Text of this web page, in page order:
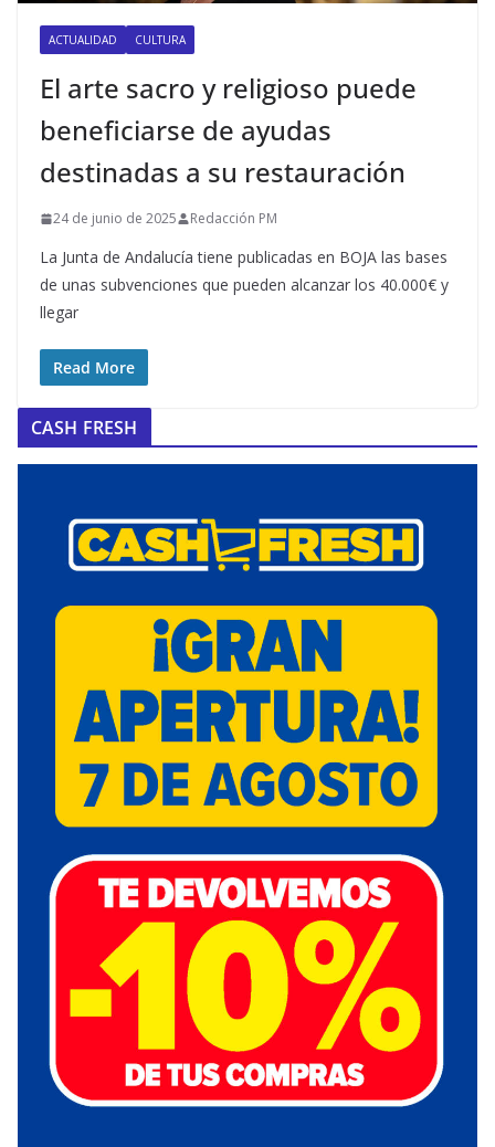
ACTUALIDAD CULTURA
El arte sacro y religioso puede
beneficiarse de ayudas
destinadas a su restauración
24 de junio de 2025 Redacción PM
La Junta de Andalucía tiene publicadas en BOJA las bases
de unas subvenciones que pueden alcanzar los 40.000€ y
llegar
Read More
CASH FRESH